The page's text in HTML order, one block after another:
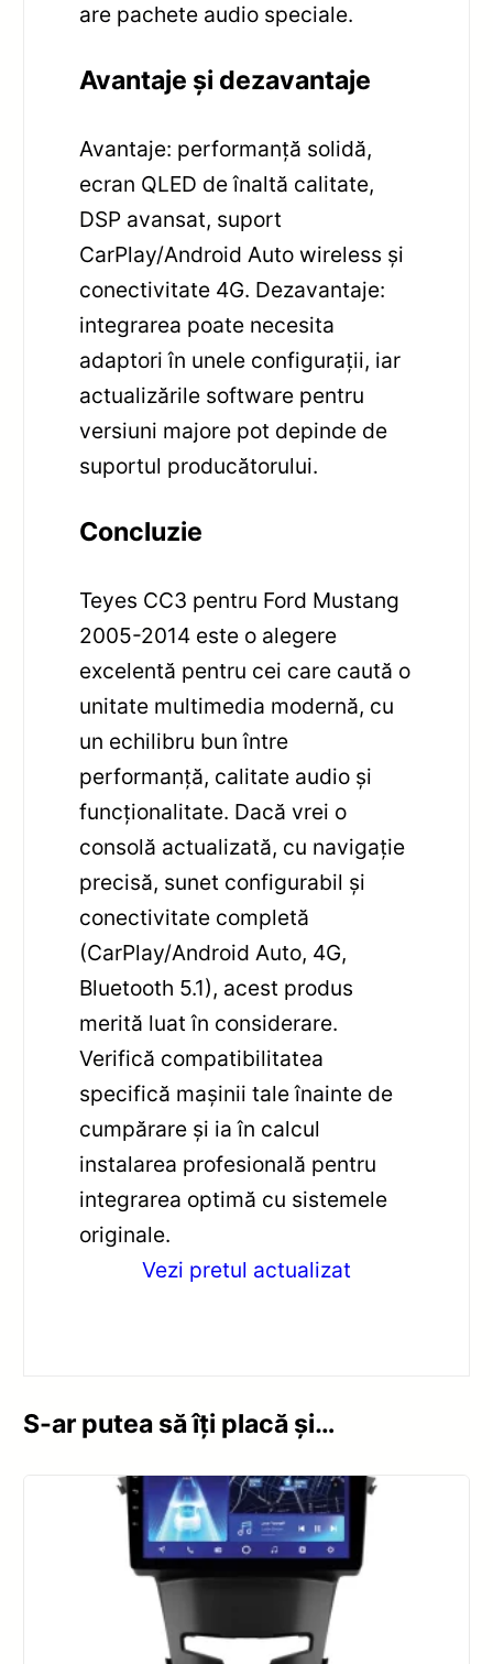
are pachete audio speciale.
Avantaje și dezavantaje
Avantaje: performanță solidă,
ecran QLED de înaltă calitate,
DSP avansat, suport
CarPlay/Android Auto wireless și
conectivitate 4G. Dezavantaje:
integrarea poate necesita
adaptori în unele configurații, iar
actualizările software pentru
versiuni majore pot depinde de
suportul producătorului.
Concluzie
Teyes CC3 pentru Ford Mustang
2005-2014 este o alegere
excelentă pentru cei care caută o
unitate multimedia modernă, cu
un echilibru bun între
performanță, calitate audio și
funcționalitate. Dacă vrei o
consolă actualizată, cu navigație
precisă, sunet configurabil și
conectivitate completă
(CarPlay/Android Auto, 4G,
Bluetooth 5.1), acest produs
merită luat în considerare.
Verifică compatibilitatea
specifică mașinii tale înainte de
cumpărare și ia în calcul
instalarea profesională pentru
integrarea optimă cu sistemele
originale.
Vezi pretul actualizat
S-ar putea să îți placă și…